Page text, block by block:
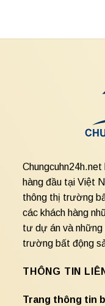
hàng đầu tại Việt
thông thị trường
các khách hàng
tư dự án và những
trường bất động
THÔNG TIN
Trang thông tin